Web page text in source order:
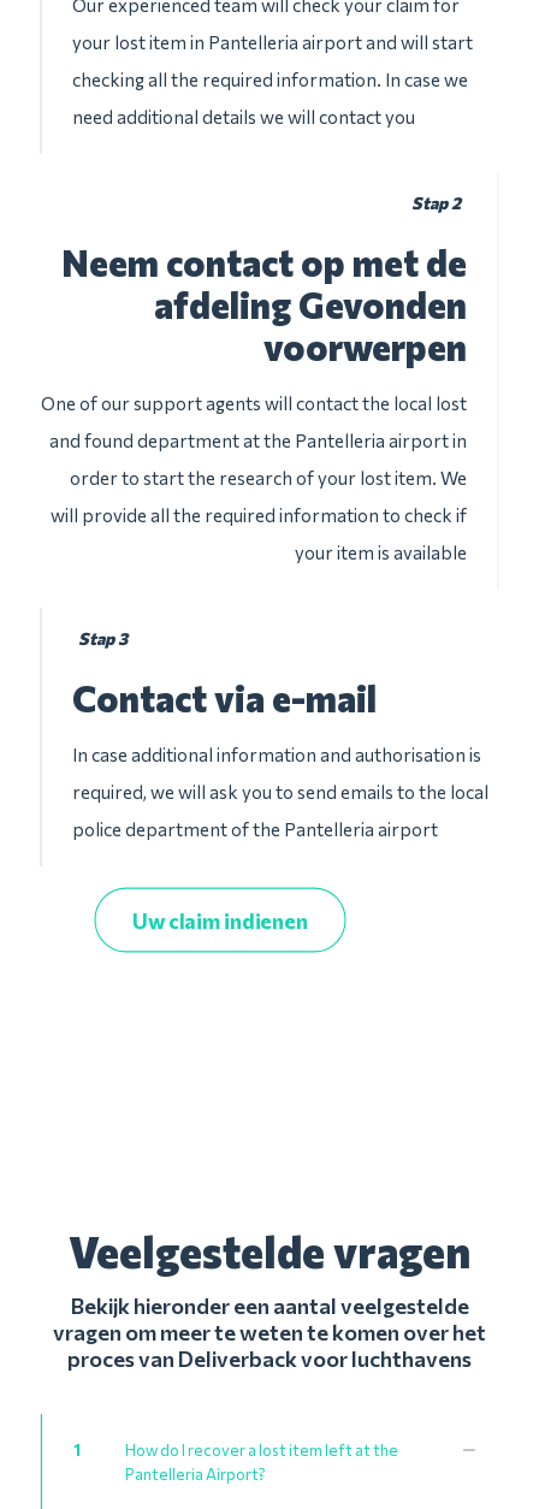
Our experienced team will check your claim for
your lost item in Pantelleria airport and will start
checking all the required information. In case we
need additional details we will contact you
Stap 2
Neem contact op met de
afdeling Gevonden
voorwerpen
One of our support agents will contact the local lost
and found department at the Pantelleria airport in
order to start the research of your lost item. We
will provide all the required information to check if
your item is available
Stap 3
Contact via e-mail
In case additional information and authorisation is
required, we will ask you to send emails to the local
police department of the Pantelleria airport
Uw claim indienen
Veelgestelde vragen
Bekijk hieronder een aantal veelgestelde
vragen om meer te weten te komen over het
proces van Deliverback voor luchthavens
1
How do I recover a lost item left at the
Pantelleria Airport?